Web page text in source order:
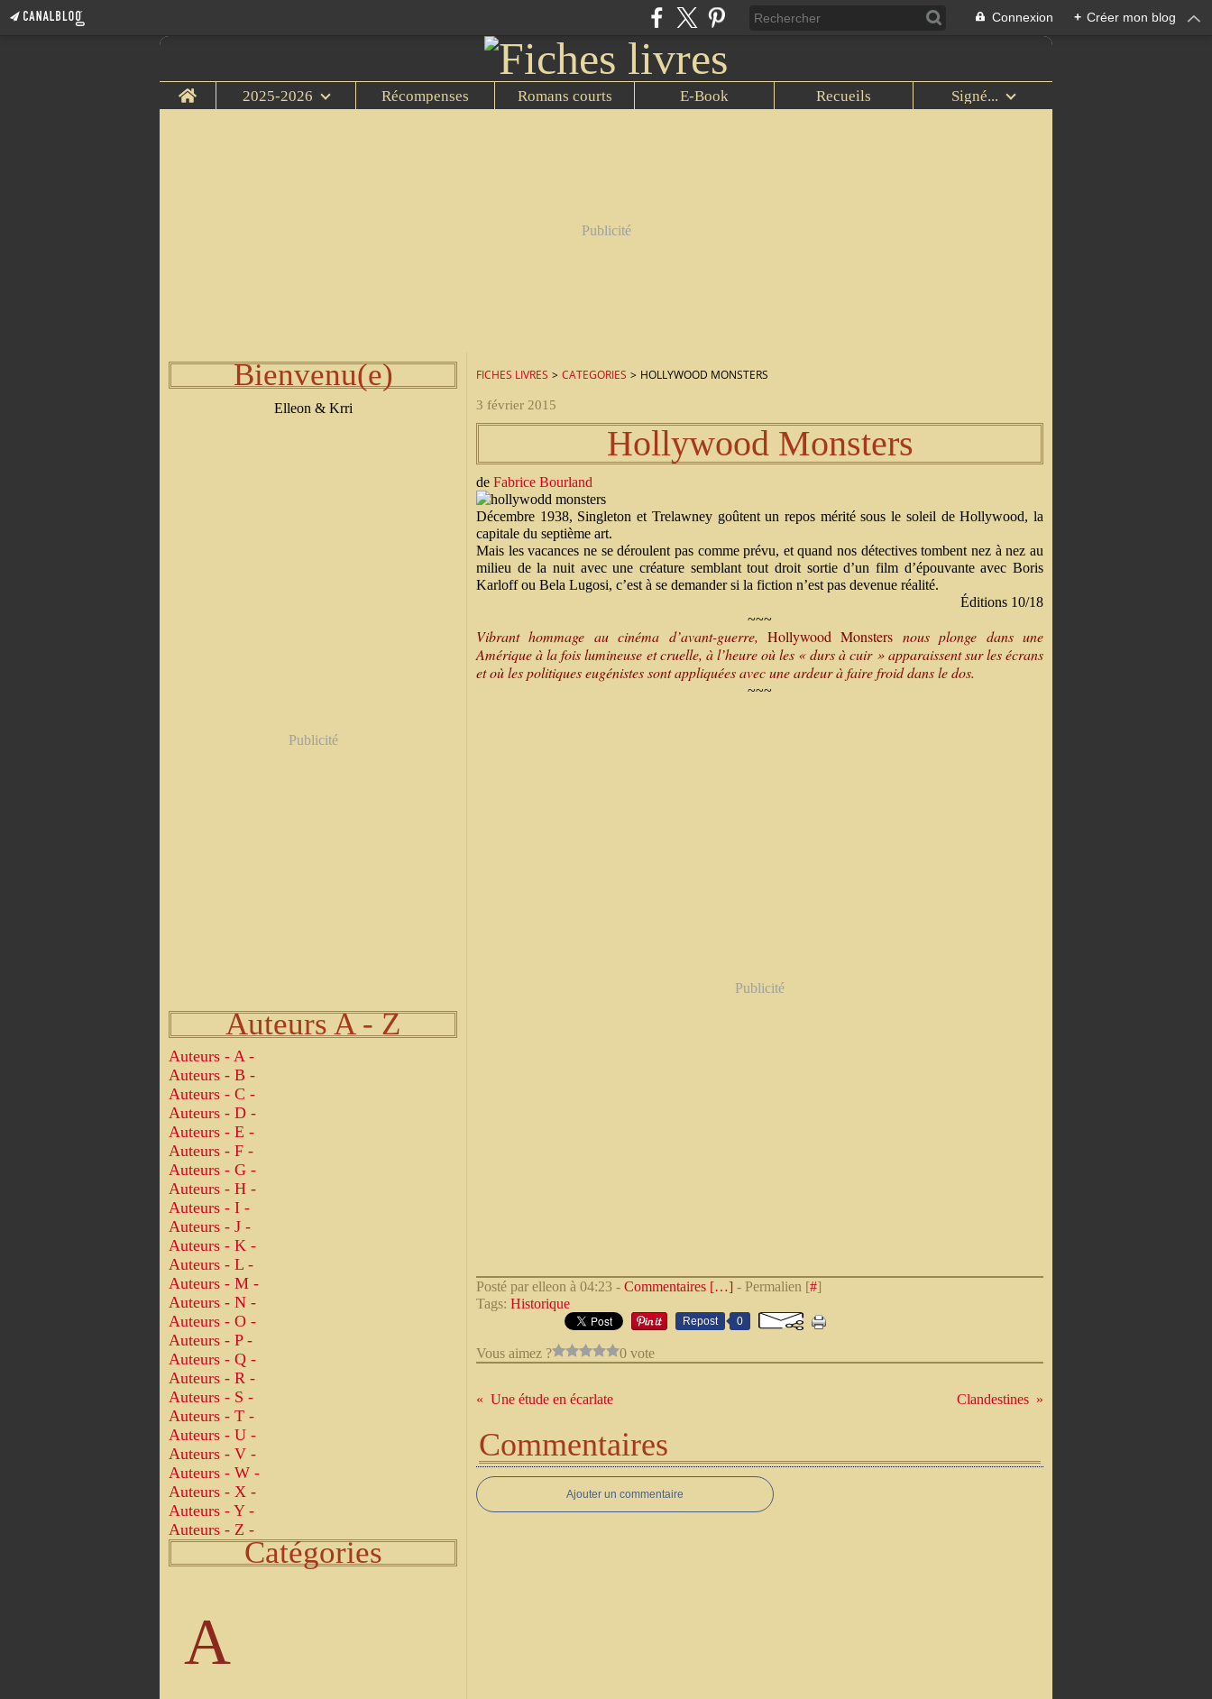
Connexion + Créer mon blog
Home 2025-2026 Récompenses Romans courts E-Book Recueils Signé...
Publicité
Bienvenu(e)
Elleon & Krri
Publicité
Auteurs A - Z
Auteurs - A -
Auteurs - B -
Auteurs - C -
Auteurs - D -
Auteurs - E -
Auteurs - F -
Auteurs - G -
Auteurs - H -
Auteurs - I -
Auteurs - J -
Auteurs - K -
Auteurs - L -
Auteurs - M -
Auteurs - N -
Auteurs - O -
Auteurs - P -
Auteurs - Q -
Auteurs - R -
Auteurs - S -
Auteurs - T -
Auteurs - U -
Auteurs - V -
Auteurs - W -
Auteurs - X -
Auteurs - Y -
Auteurs - Z -
Catégories
A
FICHES LIVRES > CATEGORIES > HOLLYWOOD MONSTERS
3 février 2015
Hollywood Monsters
de Fabrice Bourland
Décembre 1938, Singleton et Trelawney goûtent un repos mérité sous le soleil de Hollywood, la
capitale du septième art.
Mais les vacances ne se déroulent pas comme prévu, et quand nos détectives tombent nez à nez au
milieu de la nuit avec une créature semblant tout droit sortie d’un film d’épouvante avec Boris
Karloff ou Bela Lugosi, c’est à se demander si la fiction n’est pas devenue réalité.
Éditions 10/18
~~~
Vibrant hommage au cinéma d’avant-guerre, Hollywood Monsters nous plonge dans une
Amérique à la fois lumineuse et cruelle, à l’heure où les « durs à cuir » apparaissent sur les écrans
et où les politiques eugénistes sont appliquées avec une ardeur à faire froid dans le dos.
~~~
Publicité
Posté par elleon à 04:23 - Commentaires […] - Permalien [#]
Tags: Historique
Repost 0
Vous aimez ? 0 vote
Une étude en écarlate Clandestines
Commentaires
Ajouter un commentaire